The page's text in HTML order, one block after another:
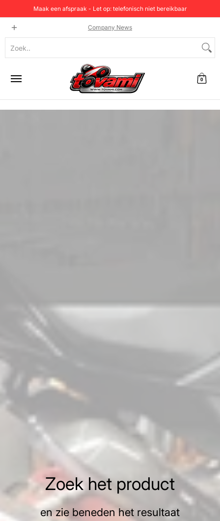
Maak een afspraak - Let op: telefonisch niet bereikbaar
Testen en prijzen
Company News
0
Zoek het product
en zie beneden het resultaat